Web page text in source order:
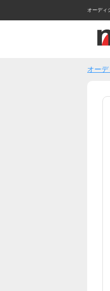
オーディ
オーデ